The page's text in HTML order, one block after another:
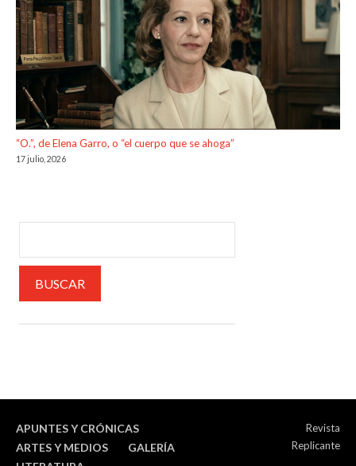
“O.”, de Elena Garro, o “el cuerpo que se ahoga”
17 julio, 2026
APUNTES Y CRÓNICAS
ARTES Y MEDIOS
GALERÍA
Revista
Replicante